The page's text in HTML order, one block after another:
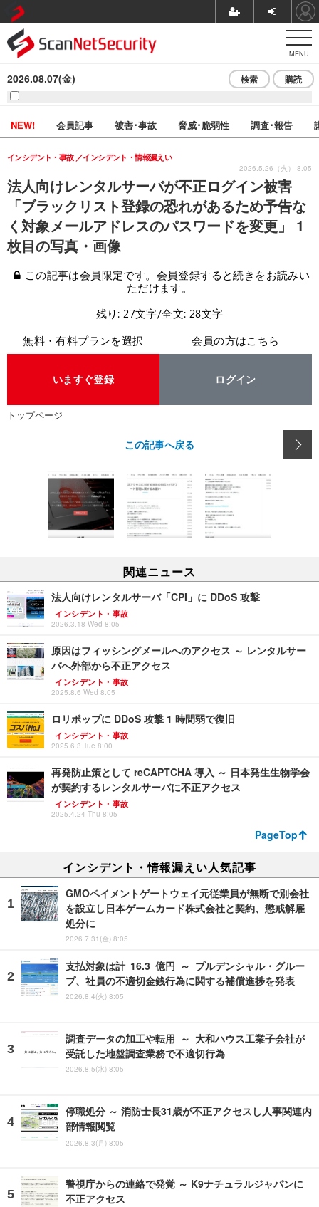
MENU
2026.08.07(金) 検索 購読
NEW! 会員記事 被害･事故 脅威･脆弱性 調査･報告
法人向けレンタルサーバが不正ログイン被害
「ブラックリスト登録の恐れがあるため予告な
く対象メールアドレスのパスワードを変更」 1
枚目の写真・画像
インシデント・事故 インシデント・情報漏えい
2026.5.26（火） 8:05
この記事は会員限定です。会員登録すると続きをお読みい
ただけます。
残り: 27文字/全文: 28文字
無料・有料プランを選択
いますぐ登録
会員の方はこちら
ログイン
トップページ
この記事へ戻る
関連ニュース
法人向けレンタルサーバ「CPI」に DDoS 攻撃
インシデント・事故
2026.3.18 Wed 8:05
原因はフィッシングメールへのアクセス ～ レンタルサー
バへ外部から不正アクセス
インシデント・事故
2025.8.6 Wed 8:05
ロリポップに DDoS 攻撃 1 時間弱で復旧
インシデント・事故
2025.6.3 Tue 8:00
再発防止策として reCAPTCHA 導入 ～ 日本発生生物学会
が契約するレンタルサーバに不正アクセス
インシデント・事故
2025.4.24 Thu 8:05
PageTop
インシデント・情報漏えい人気記事
GMOペイメントゲートウェイ元従業員が無断で別会社
を設立し日本ゲームカード株式会社と契約、懲戒解雇
処分に
2026.7.31(金) 8:05
支払対象は計 16.3 億円 ～ プルデンシャル・グルー
プ、社員の不適切金銭行為に関する補償進捗を発表
2026.8.4(火) 8:05
調査データの加工や転用 ～ 大和ハウス工業子会社が
受託した地盤調査業務で不適切行為
2026.8.5(水) 8:05
停職処分 ～ 消防士長31歳が不正アクセスし人事関連内
部情報閲覧
2026.8.3(月) 8:05
警視庁からの連絡で発覚 ～ K9ナチュラルジャパンに
不正アクセス